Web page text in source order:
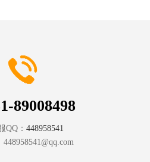
89008498
QQ： 448958541
448958541@qq.com